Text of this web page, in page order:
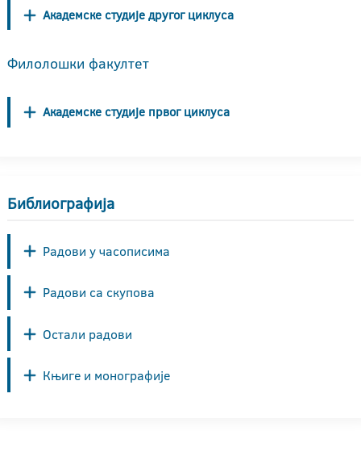
Академске студије другог циклуса
Филолошки факултет
Академске студије првог циклуса
Библиографија
Радови у часописима
Радови са скупова
Остали радови
Књиге и монографије